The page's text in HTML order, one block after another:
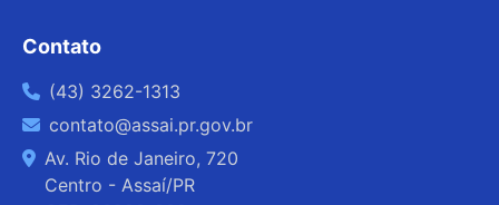
Contato
(43) 3262-1313
contato@assai.pr.gov.br
Av. Rio de Janeiro, 720
Centro - Assaí/PR